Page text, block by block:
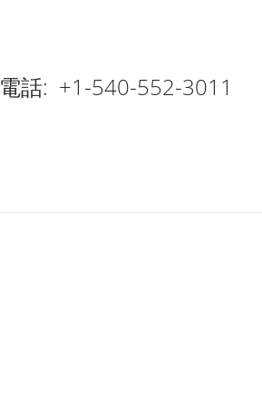
電話: +1-540-552-3011